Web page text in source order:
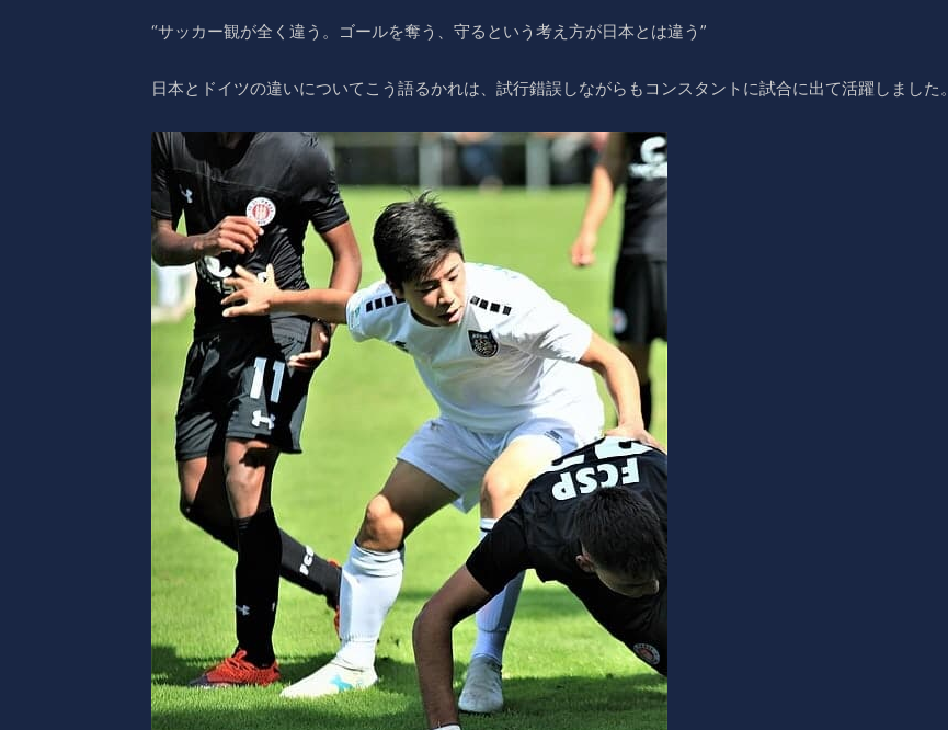
“サッカー観が全く違う。ゴールを奪う、守るという考え方が日本とは違う”
日本とドイツの違いについてこう語るかれは、試行錯誤しながらもコンスタントに試合に出て活躍しました。